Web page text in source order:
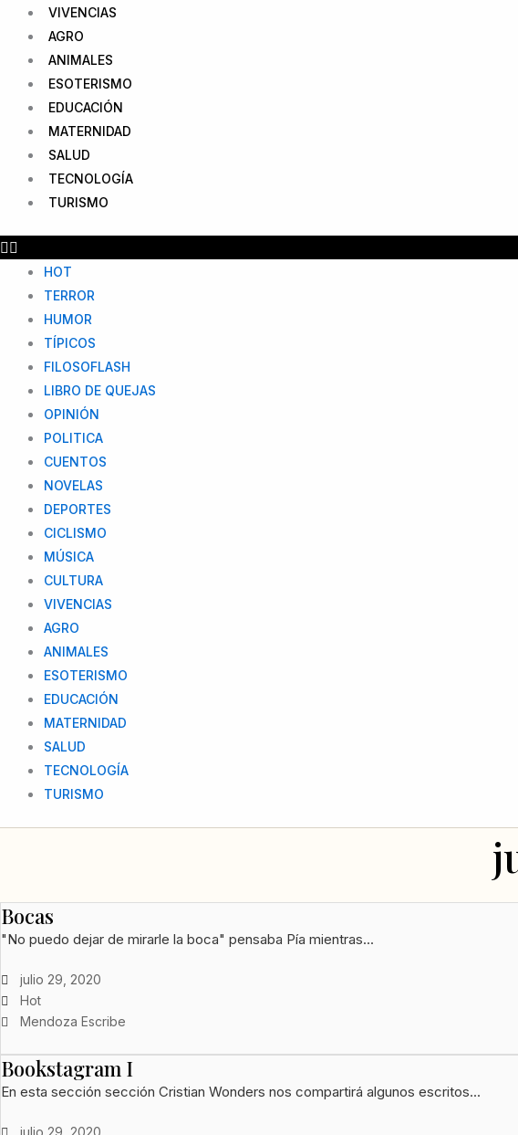
VIVENCIAS
AGRO
ANIMALES
ESOTERISMO
EDUCACIÓN
MATERNIDAD
SALUD
TECNOLOGÍA
TURISMO
HOT
TERROR
HUMOR
TÍPICOS
FILOSOFLASH
LIBRO DE QUEJAS
OPINIÓN
POLITICA
CUENTOS
NOVELAS
DEPORTES
CICLISMO
MÚSICA
CULTURA
VIVENCIAS
AGRO
ANIMALES
ESOTERISMO
EDUCACIÓN
MATERNIDAD
SALUD
TECNOLOGÍA
TURISMO
Bocas
"No puedo dejar de mirarle la boca" pensaba Pía mientras...
julio 29, 2020
Hot
Mendoza Escribe
Bookstagram I
En esta sección sección Cristian Wonders nos compartirá algunos escritos...
julio 29, 2020